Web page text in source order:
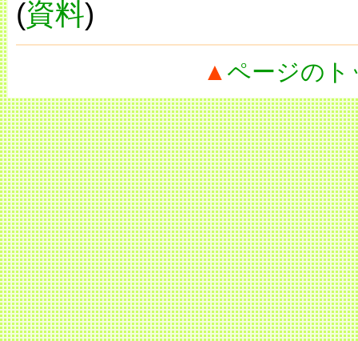
(資料)
▲ ページの